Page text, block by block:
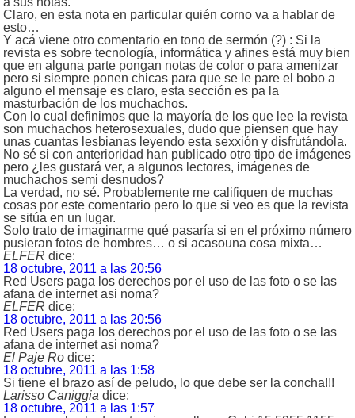
Claro, en esta nota en particular quién corno va a hablar de
esto…
Y acá viene otro comentario en tono de sermón (?) : Si la
revista es sobre tecnología, informática y afines está muy bien
que en alguna parte pongan notas de color o para amenizar
pero si siempre ponen chicas para que se le pare el bobo a
alguno el mensaje es claro, esta sección es pa la
masturbación de los muchachos.
Con lo cual definimos que la mayoría de los que lee la revista
son muchachos heterosexuales, dudo que piensen que hay
unas cuantas lesbianas leyendo esta sexxión y disfrutándola.
No sé si con anterioridad han publicado otro tipo de imágenes
pero ¿les gustará ver, a algunos lectores, imágenes de
muchachos semi desnudos?
La verdad, no sé. Probablemente me califiquen de muchas
cosas por este comentario pero lo que si veo es que la revista
se sitúa en un lugar.
Solo trato de imaginarme qué pasaría si en el próximo número
pusieran fotos de hombres… o si acasouna cosa mixta…
ELFER dice:
18 octubre, 2011 a las 20:56
Red Users paga los derechos por el uso de las foto o se las
afana de internet asi noma?
ELFER dice:
18 octubre, 2011 a las 20:56
Red Users paga los derechos por el uso de las foto o se las
afana de internet asi noma?
El Paje Ro dice:
18 octubre, 2011 a las 1:58
Si tiene el brazo así de peludo, lo que debe ser la concha!!!
Larisso Caniggia dice:
18 octubre, 2011 a las 1:57